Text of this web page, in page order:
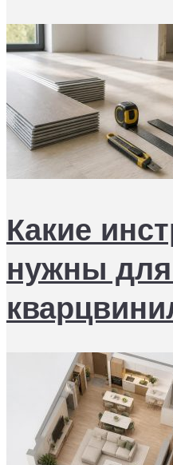
Какие
нужны для